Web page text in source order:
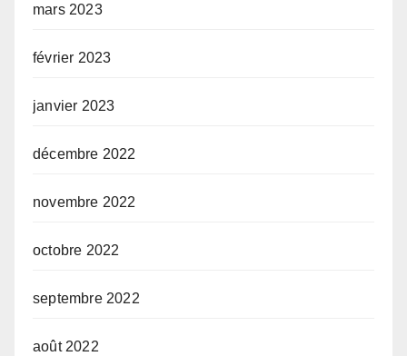
mars 2023
février 2023
janvier 2023
décembre 2022
novembre 2022
octobre 2022
septembre 2022
août 2022